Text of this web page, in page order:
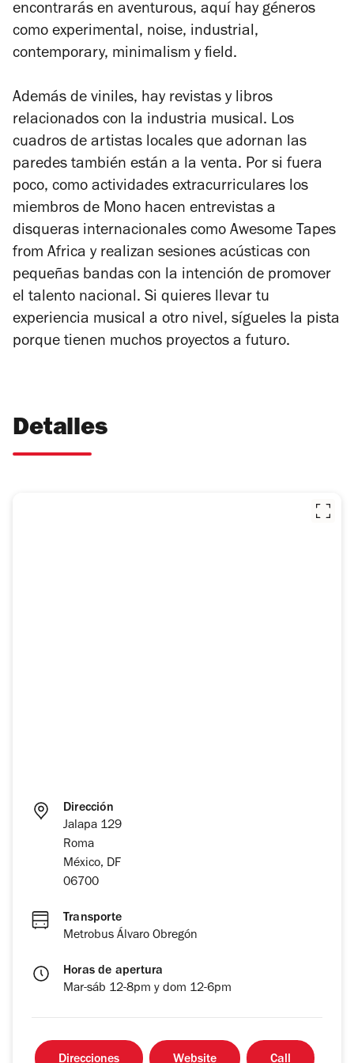
encontrarás en aventurous, aquí hay géneros
como experimental, noise, industrial,
contemporary, minimalism y field.
Además de viniles, hay revistas y libros
relacionados con la industria musical. Los
cuadros de artistas locales que adornan las
paredes también están a la venta. Por si fuera
poco, como actividades extracurriculares los
miembros de Mono hacen entrevistas a
disqueras internacionales como Awesome Tapes
from Africa y realizan sesiones acústicas con
pequeñas bandas con la intención de promover
el talento nacional. Si quieres llevar tu
experiencia musical a otro nivel, sígueles la pista
porque tienen muchos proyectos a futuro.
Detalles
Dirección
Jalapa 129
Roma
México, DF
06700
Transporte
Metrobus Álvaro Obregón
Horas de apertura
Mar-sáb 12-8pm y dom 12-6pm
Direcciones Website Call